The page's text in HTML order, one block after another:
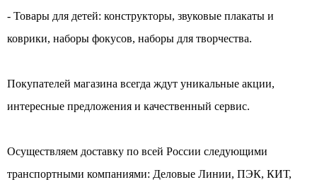
- Товары для детей: конструкторы, звуковые плакаты и
коврики, наборы фокусов, наборы для творчества.
Покупателей магазина всегда ждут уникальные акции,
интересные предложения и качественный сервис.
Осуществляем доставку по всей России следующими
транспортными компаниями: Деловые Линии, ПЭК, КИТ,